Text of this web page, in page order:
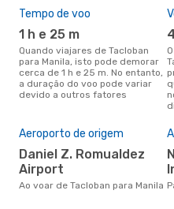
Tempo de voo
1 h e 25 m
Quando viajares de Tacloban
para Manila, isto pode demorar
cerca de 1 h e 25 m. No entanto,
a duração do voo pode variar
devido a outros fatores
O melhor preço para voos de
Aeroporto de origem
Daniel Z. Romualdez
Airport
Ao voar de Tacloban para Manila
Ninoy Aquino